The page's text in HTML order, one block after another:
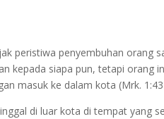
peristiwa penyembuhan orang
kepada siapa pun, tetapi orang
masuk ke dalam kota (Mrk.
di luar kota di tempat yang